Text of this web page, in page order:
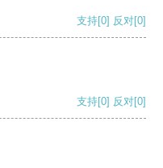
支持[0] 反对[0]
支持[0] 反对[0]